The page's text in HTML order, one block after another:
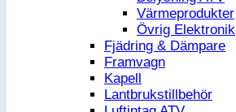
Värmeprodukter
Övrig Elektronik
Fjädring & Dämpare
Framvagn
Kapell
Lantbrukstillbehör